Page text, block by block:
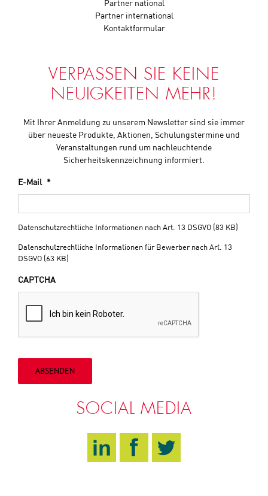
Partner national
Partner international
Kontaktformular
VERPASSEN SIE KEINE
NEUIGKEITEN MEHR!
Mit Ihrer Anmeldung zu unserem Newsletter sind sie immer
über neueste Produkte, Aktionen, Schulungstermine und
Veranstaltungen rund um nachleuchtende
Sicherheitskennzeichnung informiert.
E-Mail *
Datenschutzrechtliche Informationen nach Art. 13 DSGVO (83 KB)
Datenschutzrechtliche Informationen für Bewerber nach Art. 13
DSGVO (63 KB)
CAPTCHA
ABSENDEN
SOCIAL MEDIA